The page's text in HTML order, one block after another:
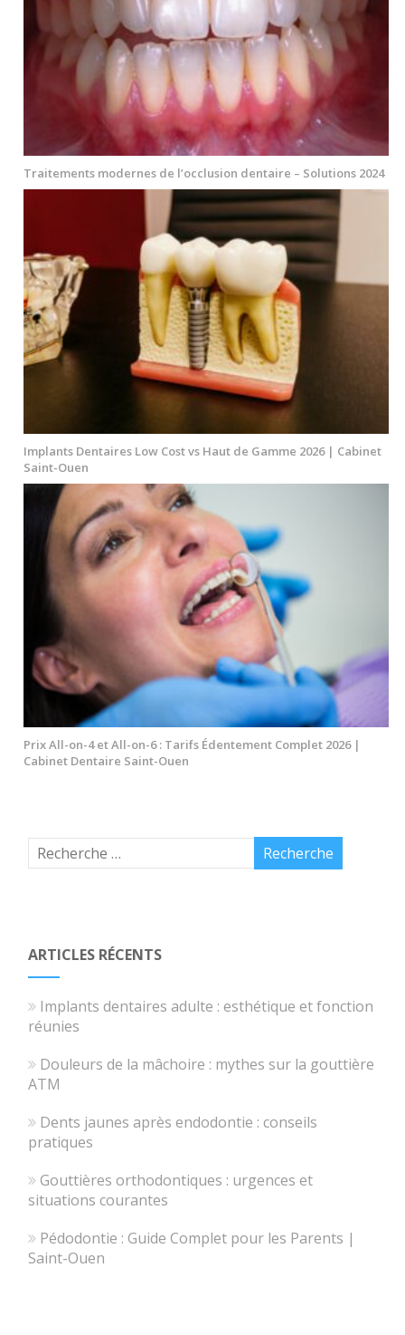
Traitements modernes de l’occlusion dentaire – Solutions 2024
Implants Dentaires Low Cost vs Haut de Gamme 2026 | Cabinet
Saint-Ouen
Prix All-on-4 et All-on-6 : Tarifs Édentement Complet 2026 |
Cabinet Dentaire Saint-Ouen
ARTICLES RÉCENTS
Implants dentaires adulte : esthétique et fonction
réunies
Douleurs de la mâchoire : mythes sur la gouttière
ATM
Dents jaunes après endodontie : conseils
pratiques
Gouttières orthodontiques : urgences et
situations courantes
Pédodontie : Guide Complet pour les Parents |
Saint-Ouen